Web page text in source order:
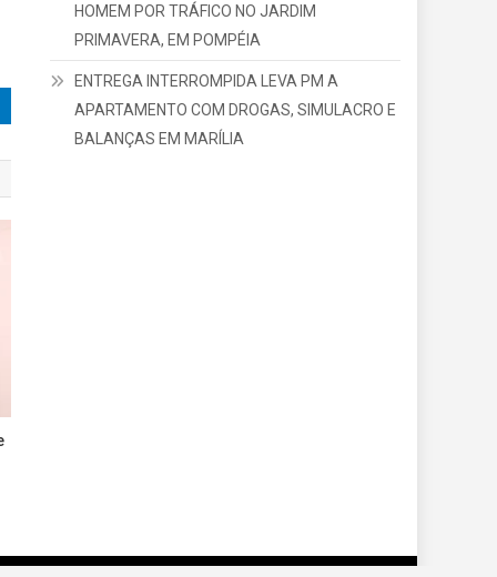
HOMEM POR TRÁFICO NO JARDIM
PRIMAVERA, EM POMPÉIA
ENTREGA INTERROMPIDA LEVA PM A
APARTAMENTO COM DROGAS, SIMULACRO E
BALANÇAS EM MARÍLIA